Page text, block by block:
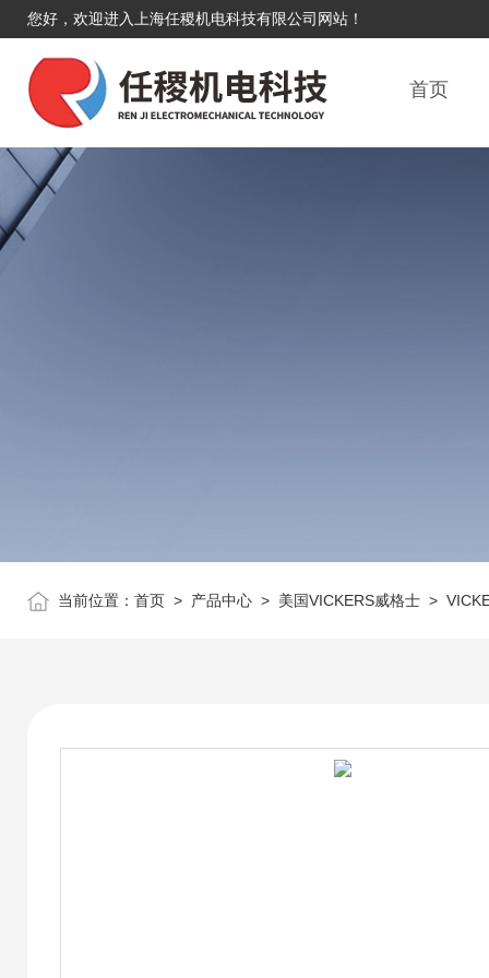
您好，欢迎进入上海任稷机电科技有限公司网站！
首页
当前位置： 首页 > 产品中心 > 美国VICKERS威格士 >